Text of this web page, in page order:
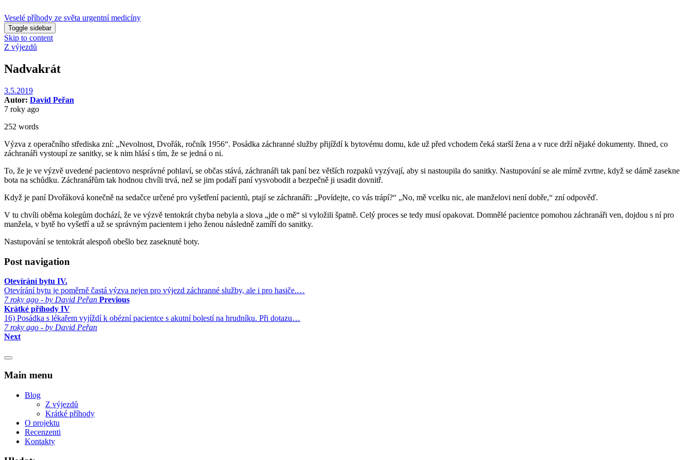
Veselé příhody ze světa urgentní medicíny
Toggle sidebar
Skip to content
Z výjezdů
Nadvakrát
3.5.2019
Autor: David Peřan
7 roky ago
252 words
Výzva z operačního střediska zní: „Nevolnost, Dvořák, ročník 1956“. Posádka záchranné služby přijíždí k bytovému domu, kde už před vchodem čeká starší žena a v ruce drží nějaké dokumenty. Ihned, co
záchranáři vystoupí ze sanitky, se k nim hlásí s tím, že se jedná o ni.
To, že je ve výzvě uvedené pacientovo nesprávné pohlaví, se občas stává, záchranáři tak paní bez větších rozpaků vyzývají, aby si nastoupila do sanitky. Nastupování se ale mírně zvrtne, když se dámě zasekne
bota na schůdku. Záchranářům tak hodnou chvíli trvá, než se jim podaří paní vysvobodit a bezpečně ji usadit dovnitř.
Když je paní Dvořáková konečně na sedačce určené pro vyšetření pacientů, ptají se záchranáři: „Povídejte, co vás trápí?“ „No, mě vcelku nic, ale manželovi není dobře,“ zní odpověď.
V tu chvíli oběma kolegům dochází, že ve výzvě tentokrát chyba nebyla a slova „jde o mě“ si vyložili špatně. Celý proces se tedy musí opakovat. Domnělé pacientce pomohou záchranáři ven, dojdou s ní pro
manžela, v bytě ho vyšetří a už se správným pacientem i jeho ženou následně zamíří do sanitky.
Nastupování se tentokrát alespoň obešlo bez zaseknuté boty.
Post navigation
Otevírání bytu IV.
Otevírání bytu je poměrně častá výzva nejen pro výjezd záchranné služby, ale i pro hasiče.…
7 roky ago - by David Peřan Previous
Krátké příhody IV
16) Posádka s lékařem vyjíždí k obézní pacientce s akutní bolestí na hrudníku. Při dotazu…
7 roky ago - by David Peřan
Next
Main menu
Blog
Z výjezdů
Krátké příhody
O projektu
Recenzenti
Kontakty